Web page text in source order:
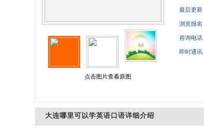
点击图片查看原图
最后更新
浏览报名
咨询电话
即时通讯
大连哪里可以学英语口语详细介绍